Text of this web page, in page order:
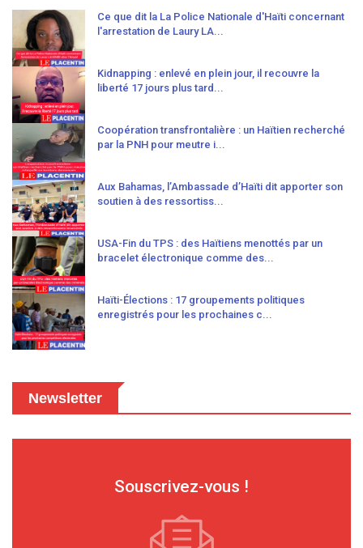
Ce que dit la La Police Nationale d'Haïti concernant
l'arrestation de Laury LA...
Kidnapping : enlevé en plein jour, il recouvre la
liberté 17 jours plus tard...
Coopération transfrontalière : un Haïtien recherché
par la PNH pour meutre i...
Aux Bahamas, l’Ambassade d’Haïti dit apporter son
soutien à des ressortiss...
USA-Fin du TPS : des Haïtiens menottés par un
bracelet électronique comme des...
Haïti-Élections : 17 groupements politiques
enregistrés pour les prochaines c...
Newsletter
Souscrivez-vous !